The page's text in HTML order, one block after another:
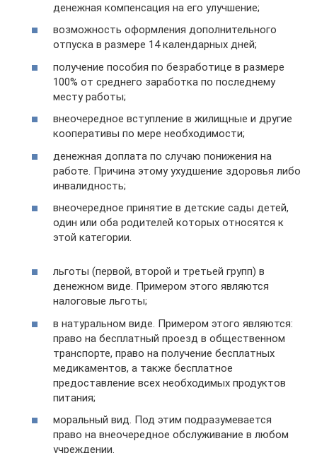
денежная компенсация на его улучшение;
возможность оформления дополнительного
отпуска в размере 14 календарных дней;
получение пособия по безработице в размере
100% от среднего заработка по последнему
месту работы;
внеочередное вступление в жилищные и другие
кооперативы по мере необходимости;
денежная доплата по случаю понижения на
работе. Причина этому ухудшение здоровья либо
инвалидность;
внеочередное принятие в детские сады детей,
один или оба родителей которых относятся к
этой категории.
льготы (первой, второй и третьей групп) в
денежном виде. Примером этого являются
налоговые льготы;
в натуральном виде. Примером этого являются:
право на бесплатный проезд в общественном
транспорте, право на получение бесплатных
медикаментов, а также бесплатное
предоставление всех необходимых продуктов
питания;
моральный вид. Под этим подразумевается
право на внеочередное обслуживание в любом
учреждении.